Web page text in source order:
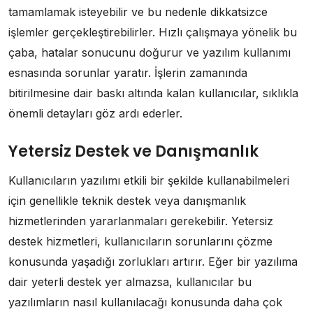
tamamlamak isteyebilir ve bu nedenle dikkatsizce
işlemler gerçekleştirebilirler. Hızlı çalışmaya yönelik bu
çaba, hatalar sonucunu doğurur ve yazılım kullanımı
esnasında sorunlar yaratır. İşlerin zamanında
bitirilmesine dair baskı altında kalan kullanıcılar, sıklıkla
önemli detayları göz ardı ederler.
Yetersiz Destek ve Danışmanlık
Kullanıcıların yazılımı etkili bir şekilde kullanabilmeleri
için genellikle teknik destek veya danışmanlık
hizmetlerinden yararlanmaları gerekebilir. Yetersiz
destek hizmetleri, kullanıcıların sorunlarını çözme
konusunda yaşadığı zorlukları artırır. Eğer bir yazılıma
dair yeterli destek yer almazsa, kullanıcılar bu
yazılımların nasıl kullanılacağı konusunda daha çok